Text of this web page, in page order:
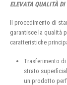
ELEVATA QUALITÀ
Il procedimento di
garantisce la qualità
caratteristiche
Trasferimento
strato
un prodotto